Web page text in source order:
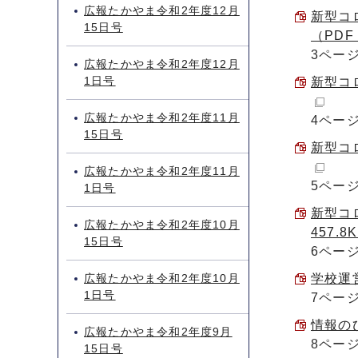
新型コ
（
3ペー
新型コ
4ペー
新型コ
5ペー
新型コ
6ペー
学校運
7ペー
情報の
8ペー
広報たかやま令和2年度12月
15日号
広報たかやま令和2年度12月
1日号
広報たかやま令和2年度11月
15日号
広報たかやま令和2年度11月
1日号
広報たかやま令和2年度10月
15日号
広報たかやま令和2年度10月
1日号
広報たかやま令和2年度9月
15日号